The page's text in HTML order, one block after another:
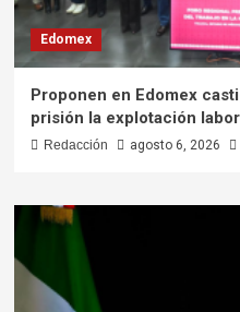
Edomex
Proponen en Edomex
prisión la explotación
Redacción agosto 6, 2026